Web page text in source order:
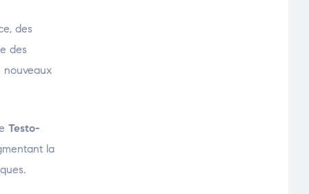
des
des
nouveaux
Testo-
la